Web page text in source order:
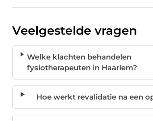
Veelgestelde vragen
Welke klachten behandelen
fysiotherapeuten in Haarlem?
Hoe werkt revalidatie na een